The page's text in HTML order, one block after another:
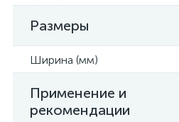
Размеры
Ширина (мм)
Применение и
рекомендации